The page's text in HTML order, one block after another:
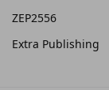
ZEP2556
Extra Publishing